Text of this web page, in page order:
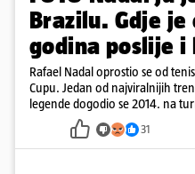
Brazilu. Gdje je
godina poslije i
Rafael Nadal oprostio se od
Cupu. Jedan od najviralnijih
legende dogodio se 2014. na
pažnju odvlačila ljepotica iza
31